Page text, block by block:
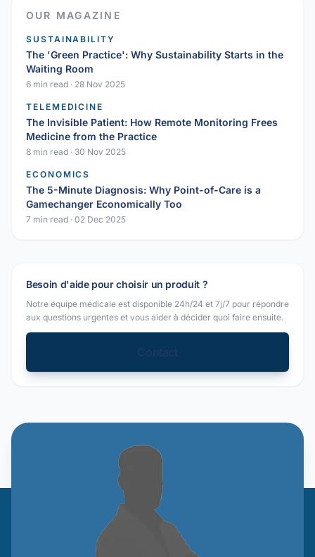
OUR MAGAZINE
SUSTAINABILITY
The 'Green Practice': Why Sustainability Starts in the
Waiting Room
6 min read · 28 Nov 2025
TELEMEDICINE
The Invisible Patient: How Remote Monitoring Frees
Medicine from the Practice
8 min read · 30 Nov 2025
ECONOMICS
The 5-Minute Diagnosis: Why Point-of-Care is a
Gamechanger Economically Too
7 min read · 02 Dec 2025
Besoin d'aide pour choisir un produit ?
Notre équipe médicale est disponible 24h/24 et 7j/7 pour répondre
aux questions urgentes et vous aider à décider quoi faire ensuite.
Contact